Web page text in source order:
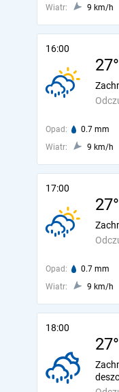
Wiatr:
9 km/h
16:00
Opad: 0.7 mm
Wiatr:
9 km/h
17:00
Opad: 0.7 mm
Wiatr:
9 km/h
18:00